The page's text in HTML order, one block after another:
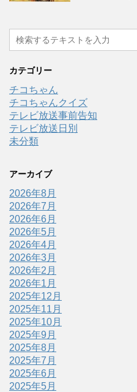
カテゴリー
チコちゃん
チコちゃんクイズ
テレビ放送事前告知
テレビ放送日別
未分類
アーカイブ
2026年8月
2026年7月
2026年6月
2026年5月
2026年4月
2026年3月
2026年2月
2026年1月
2025年12月
2025年11月
2025年10月
2025年9月
2025年8月
2025年7月
2025年6月
2025年5月